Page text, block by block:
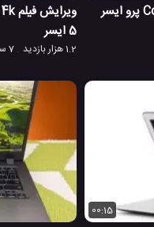
5 ایسر
1.2 هزار بازدید 7 سال پیش
00:15